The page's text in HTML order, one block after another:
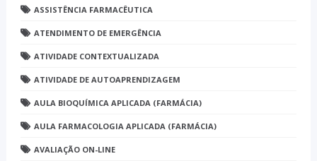
ASSISTÊNCIA FARMACÊUTICA
ATENDIMENTO DE EMERGÊNCIA
ATIVIDADE CONTEXTUALIZADA
ATIVIDADE DE AUTOAPRENDIZAGEM
AULA BIOQUÍMICA APLICADA (FARMÁCIA)
AULA FARMACOLOGIA APLICADA (FARMÁCIA)
AVALIAÇÃO ON-LINE